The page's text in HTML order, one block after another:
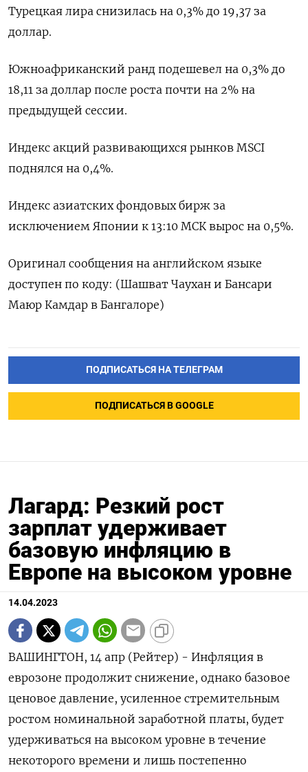
Турецкая лира снизилась на 0,3% до 19,37 за
доллар.
Южноафриканский ранд подешевел на 0,3% до
18,11 за доллар после роста почти на 2% на
предыдущей сессии.
Индекс акций развивающихся рынков MSCI
поднялся на 0,4%.
Индекс азиатских фондовых бирж за
исключением Японии к 13:10 МСК вырос на 0,5%.
Оригинал сообщения на английском языке
доступен по коду: (Шашват Чаухан и Бансари
Маюр Камдар в Бангалоре)
ПОДПИСАТЬСЯ НА ТЕЛЕГРАМ
ПОДПИСАТЬСЯ В GOOGLE
Лагард: Резкий рост
зарплат удерживает
базовую инфляцию в
Европе на высоком уровне
14.04.2023
ВАШИНГТОН, 14 апр (Рейтер) - Инфляция в
еврозоне продолжит снижение, однако базовое
ценовое давление, усиленное стремительным
ростом номинальной заработной платы, будет
удерживаться на высоком уровне в течение
некоторого времени и лишь постепенно